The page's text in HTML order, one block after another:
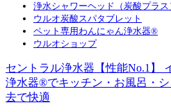
浄水シャワーヘッド（炭酸プラ
ウルオ炭酸スパタブレット
ペット専用わんにゃん浄水器®
ウルオショップ
セントラル浄水器【性能No.1】
浄水器®でキッチン・お風呂・
去で快適